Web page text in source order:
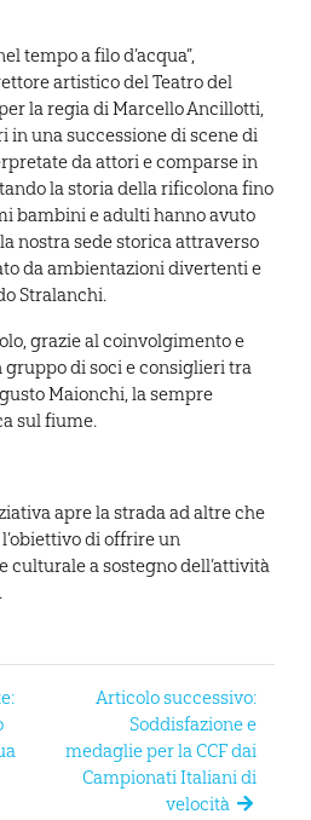
tempo a filo d’acqua”,
artistico del Teatro del
la regia di Marcello Ancillotti,
in una successione di scene di
da attori e comparse in
la storia della rificolona fino
bambini e adulti hanno avuto
nostra sede storica attraverso
da ambientazioni divertenti e
Stralanchi.
grazie al coinvolgimento e
di soci e consiglieri tra
Maionchi, la sempre
sul fiume.
apre la strada ad altre che
di offrire un
culturale a sostegno dell’attività
Articolo successivo:
Soddisfazione e
medaglie per la CCF dai
Campionati Italiani di
velocità